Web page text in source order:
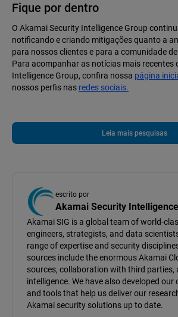
Fique por dentro
O Akamai Security Intelligence Group
notificando e criando mitigações quanto a
para nossos clientes e para a comunidade
Para acompanhar as notícias mais recentes
Intelligence Group, confira nossa página
nossos perfis nas redes sociais.
Leia mais pesquisas
escrito por
Akamai Security
Akamai SIG is a global team of world-
engineers, strategists, and data
range of expertise and security
sources include the enormous Akamai
sources, collaboration with third parties,
intelligence. We have also developed
and tools that help us deliver our
Akamai security solutions up to date.